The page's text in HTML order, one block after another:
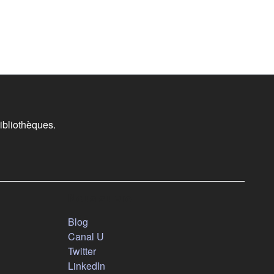
Blog(s'ouvre dans un nouvel onglet)
Canal U(s'ouvre dans un nouvel onglet)
Twitter(s'ouvre dans un nouvel onglet)
LinkedIn(s'ouvre dans un nouvel onglet)